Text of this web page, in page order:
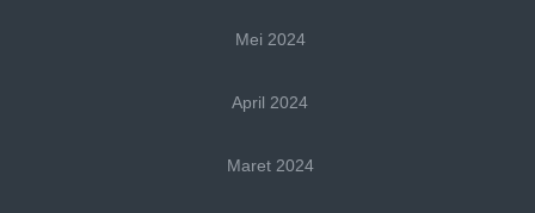
Mei 2024
April 2024
Maret 2024